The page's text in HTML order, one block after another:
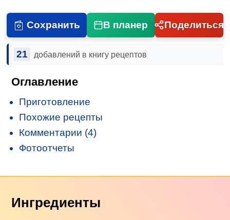
Сохранить В планер Поделиться
21 добавлений в книгу рецептов
Оглавление
Приготовление
Похожие рецепты
Комментарии (4)
Фотоотчеты
Ингредиенты